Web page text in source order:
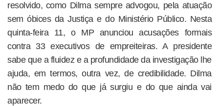
resolvido, como Dilma sempre advogou, pela atuação
sem óbices da Justiça e do Ministério Público. Nesta
quinta-feira 11, o MP anunciou acusações formais
contra 33 executivos de empreiteiras. A presidente
sabe que a fluidez e a profundidade da investigação lhe
ajuda, em termos, outra vez, de credibilidade. Dilma
não tem medo do que já surgiu e do que ainda vai
aparecer.